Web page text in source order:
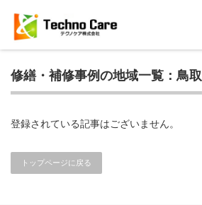
修繕・補修事例の地域一覧：鳥取
登録されている記事はございません。
トップページに戻る